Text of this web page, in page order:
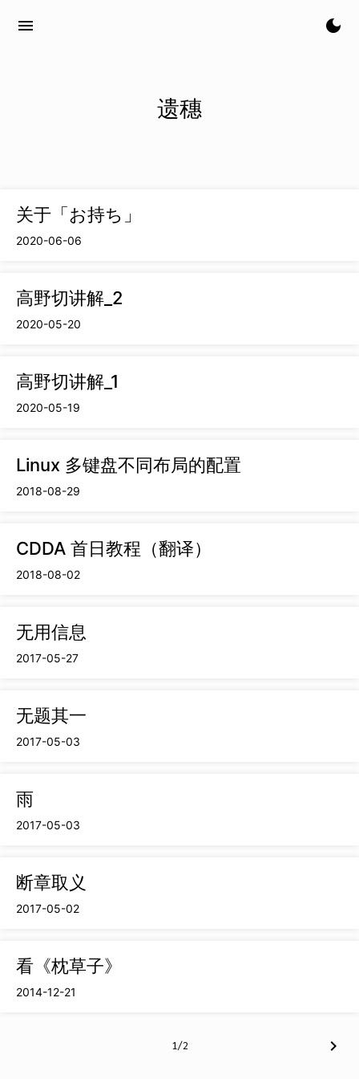
menu dark_mode
遗穗
关于「お持ち」
2020-06-06
高野切讲解_2
2020-05-20
高野切讲解_1
2020-05-19
Linux 多键盘不同布局的配置
2018-08-29
CDDA 首日教程（翻译）
2018-08-02
无用信息
2017-05-27
无题其一
2017-05-03
雨
2017-05-03
断章取义
2017-05-02
看《枕草子》
2014-12-21
1/2 chevron_right